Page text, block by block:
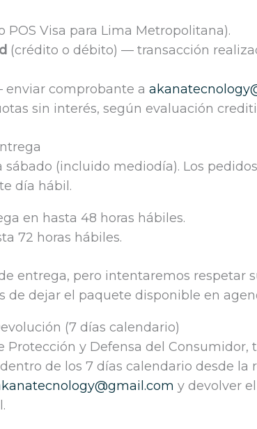
POS Visa para Lima Metropolitana).
(crédito o débito) — transacción
comprobante a
sin interés, según evaluación
(incluido mediodía). Los
día hábil.
en hasta 48 horas hábiles.
72 horas hábiles.
entrega, pero intentaremos respetar
de dejar el paquete disponible en
(7 días calendario)
Protección y Defensa del
de los 7 días calendario desde la
y devolver